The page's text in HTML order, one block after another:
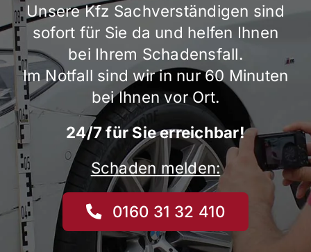
Unsere Kfz Sachverständigen sind
sofort für Sie da und helfen Ihnen
bei Ihrem Schadensfall.
Im Notfall sind wir in nur 60 Minuten
bei Ihnen vor Ort.
24/7 für Sie erreichbar!
Schaden melden:
0160 31 32 410